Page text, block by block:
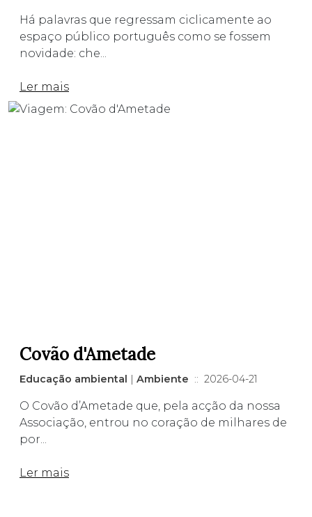
Há palavras que regressam ciclicamente ao
espaço público português como se fossem
novidade: che...
Ler mais
Covão d'Ametade
Educação ambiental | Ambiente :: 2026-04-21
O Covão d’Ametade que, pela acção da nossa
Associação, entrou no coração de milhares de
por...
Ler mais